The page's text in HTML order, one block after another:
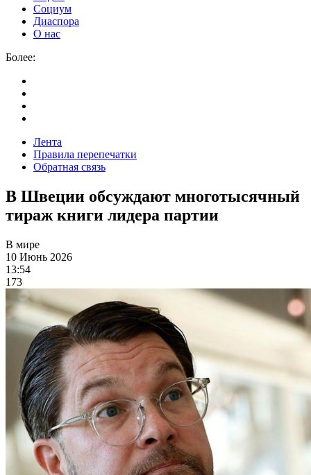
Социум
Диаспора
О нас
Более:
Лента
Правила перепечатки
Обратная связь
В Швеции обсуждают многотысячный
тираж книги лидера партии
В мире
10 Июнь 2026
13:54
173